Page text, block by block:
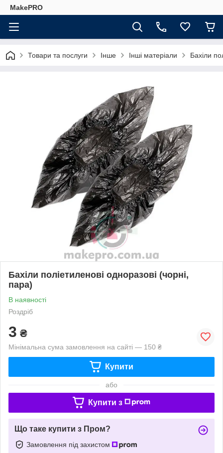
MakePRO
Товари та послуги Інше Інші матеріали Бахіли
Бахіли поліетиленові одноразові (чорні,
пара)
В наявності
Роздріб
3 ₴
Мінімальна сума замовлення на сайті — 150 ₴
Купити
або
Купити з
Що таке купити з Пром?
Замовлення під захистом